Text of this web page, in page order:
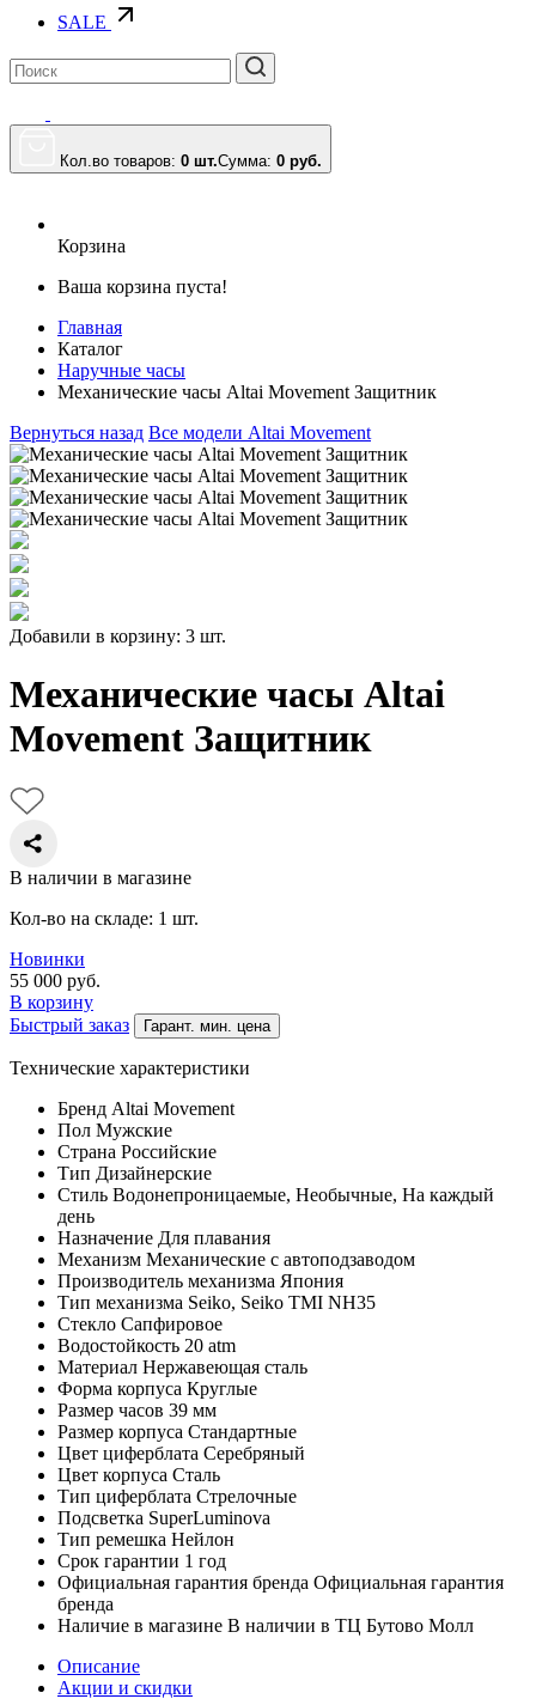
SALE
Кол.во товаров: 0 шт.Сумма: 0 руб.
Корзина
Ваша корзина пуста!
Главная
Каталог
Наручные часы
Механические часы Altai Movement Защитник
Вернуться назад Все модели Altai Movement
Добавили в корзину: 3 шт.
Механические часы Altai
Movement Защитник
В наличии в магазине
Кол-во на складе: 1 шт.
Новинки
55 000 руб.
В корзину
Быстрый заказ
Гарант. мин. цена
Технические характеристики
Бренд Altai Movement
Пол Мужские
Страна Российские
Тип Дизайнерские
Стиль Водонепроницаемые, Необычные, На каждый
день
Назначение Для плавания
Механизм Механические с автоподзаводом
Производитель механизма Япония
Тип механизма Seiko, Seiko TMI NH35
Стекло Сапфировое
Водостойкость 20 atm
Материал Нержавеющая сталь
Форма корпуса Круглые
Размер часов 39 мм
Размер корпуса Стандартные
Цвет циферблата Серебряный
Цвет корпуса Сталь
Тип циферблата Стрелочные
Подсветка SuperLuminova
Тип ремешка Нейлон
Срок гарантии 1 год
Официальная гарантия бренда Официальная гарантия
бренда
Наличие в магазине В наличии в ТЦ Бутово Молл
Описание
Акции и скидки